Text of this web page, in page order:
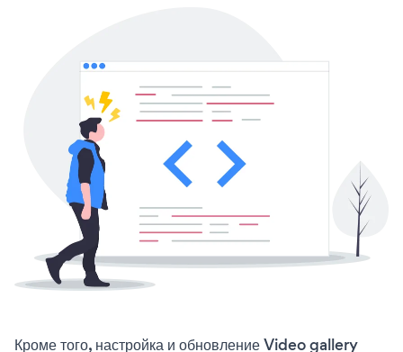
Кроме того, настройка и обновление Video gallery